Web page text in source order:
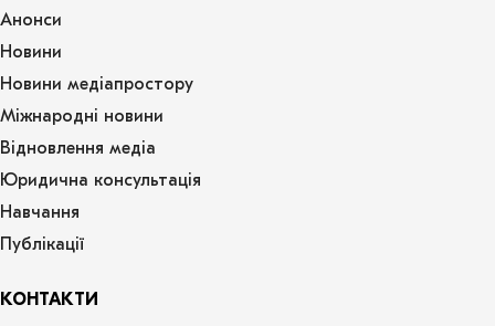
Анонси
Новини
Новини медіапростору
Міжнародні новини
Відновлення медіа
Юридична консультація
Навчання
Публікації
КОНТАКТИ